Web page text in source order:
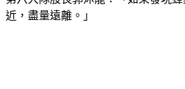
近，盡量遠離。」